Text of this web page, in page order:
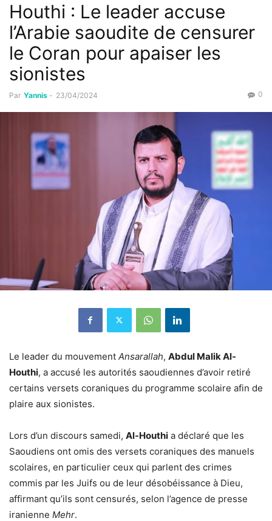
Houthi : Le leader accuse
l’Arabie saoudite de censurer
le Coran pour apaiser les
sionistes
Par Yannis - 23/04/2024 0
Le leader du mouvement Ansarallah, Abdul Malik Al-
Houthi, a accusé les autorités saoudiennes d’avoir retiré
certains versets coraniques du programme scolaire afin de
plaire aux sionistes.
Lors d’un discours samedi, Al-Houthi a déclaré que les
Saoudiens ont omis des versets coraniques des manuels
scolaires, en particulier ceux qui parlent des crimes
commis par les Juifs ou de leur désobéissance à Dieu,
affirmant qu’ils sont censurés, selon l’agence de presse
iranienne Mehr.